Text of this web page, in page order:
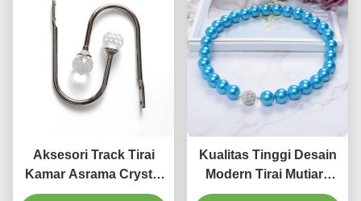
Aksesori Track Tirai
Kamar Asrama Crystal
U Wall Hook Aluminium
Kualitas Tinggi Desain
Modern Tirai Mutiara
Jumbai Tiebacks